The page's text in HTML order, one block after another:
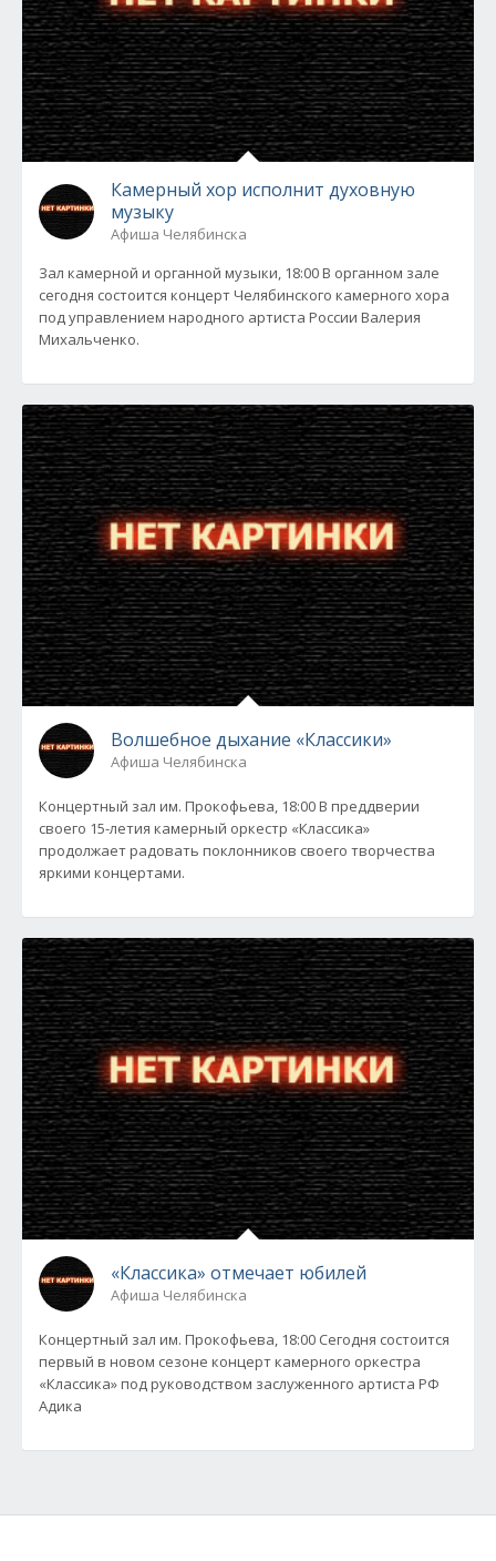
Камерный хор исполнит духовную
музыку
Афиша Челябинска
Зал камерной и органной музыки, 18:00 В органном зале
сегодня состоится концерт Челябинского камерного хора
под управлением народного артиста России Валерия
Михальченко.
Волшебное дыхание «Классики»
Афиша Челябинска
Концертный зал им. Прокофьева, 18:00 В преддверии
своего 15-летия камерный оркестр «Классика»
продолжает радовать поклонников своего творчества
яркими концертами.
«Классика» отмечает юбилей
Афиша Челябинска
Концертный зал им. Прокофьева, 18:00 Сегодня состоится
первый в новом сезоне концерт камерного оркестра
«Классика» под руководством заслуженного артиста РФ
Адика